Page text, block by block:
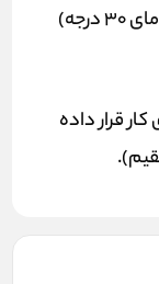
دارد و بهتر است(با دور موتور پایین و دمای 30 درجه)
کار قرار داده